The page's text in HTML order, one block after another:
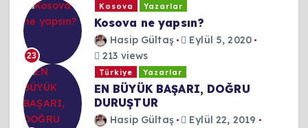
23
Kosova Yazarlar
Kosova ne yapsın?
Hasip Gültaş
Eylül 5, 2020
213 views
Türkiye Yazarlar
EN BÜYÜK BAŞARI, DOĞRU
DURUŞTUR
Hasip Gültaş
Eylül 22, 2019